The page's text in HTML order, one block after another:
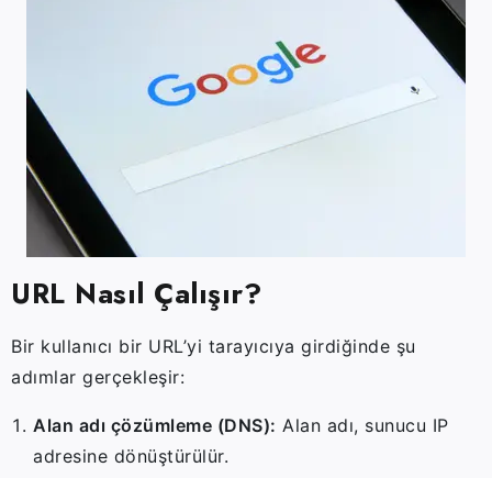
URL Nasıl Çalışır?
Bir kullanıcı bir URL’yi tarayıcıya girdiğinde şu
adımlar gerçekleşir:
Alan adı çözümleme (DNS): Alan adı, sunucu IP
adresine dönüştürülür.